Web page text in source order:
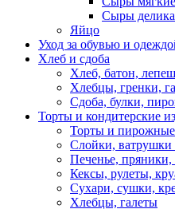
Сыры
Яйцо
Уход за обувью и
Хлеб и сдоба
Хлеб, батон,
Хлебцы, гренки,
Сдоба, булки,
Торты и кондитерские
Торты и пирожные
Слойки, ватрушки
Печенье, пряники,
Кексы, рулеты,
Сухари, сушки,
Хлебцы, галеты